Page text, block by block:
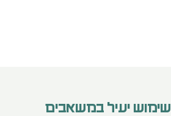
שימוש יעיל במשאבים